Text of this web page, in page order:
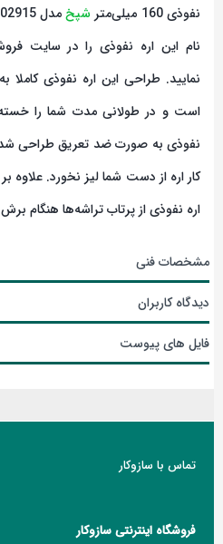
نفوذی 160 میلی‌متر
شپخ
نام این اره نفوذی را در سایت
نمایید. طراحی این اره نفوذی کاملا
است و در طولانی مدت شما را خسته
نفوذی به صورت ضد تعریق طراحی
کار اره از دست شما لیز نخورد. علاوه
اره نفوذی از پرتاب تراشه‌ها هنگام
مشخصات فنی
دیدگاه کاربران
فایل های پیوست
تماس با سازوکار
فروشگاه اینترنتی سازوکار